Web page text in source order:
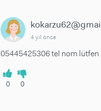
4 yıl önce
05445425306 tel nom lütfen
0 0